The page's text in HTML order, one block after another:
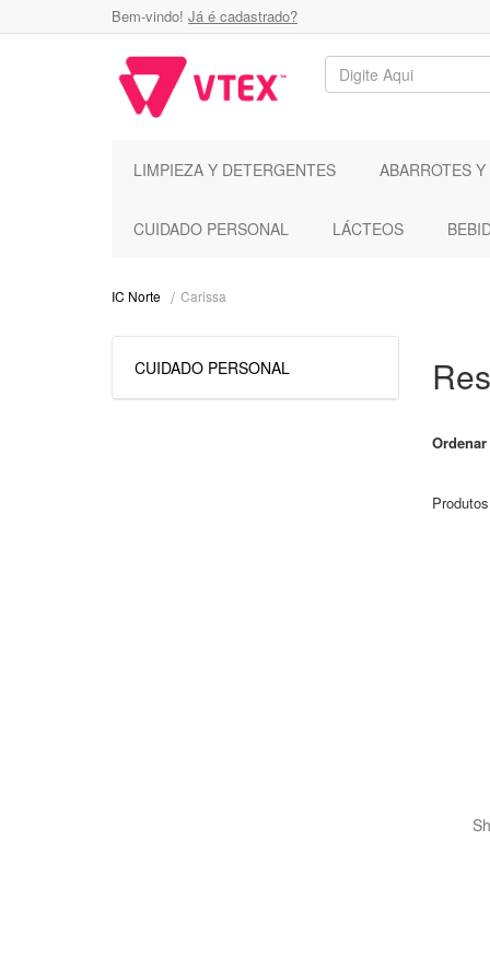
Bem-vindo! Já é cadastrado?
LIMPIEZA Y DETERGENTES ABARROTES
CUIDADO PERSONAL LÁCTEOS
IC Norte Carissa
CUIDADO PERSONAL